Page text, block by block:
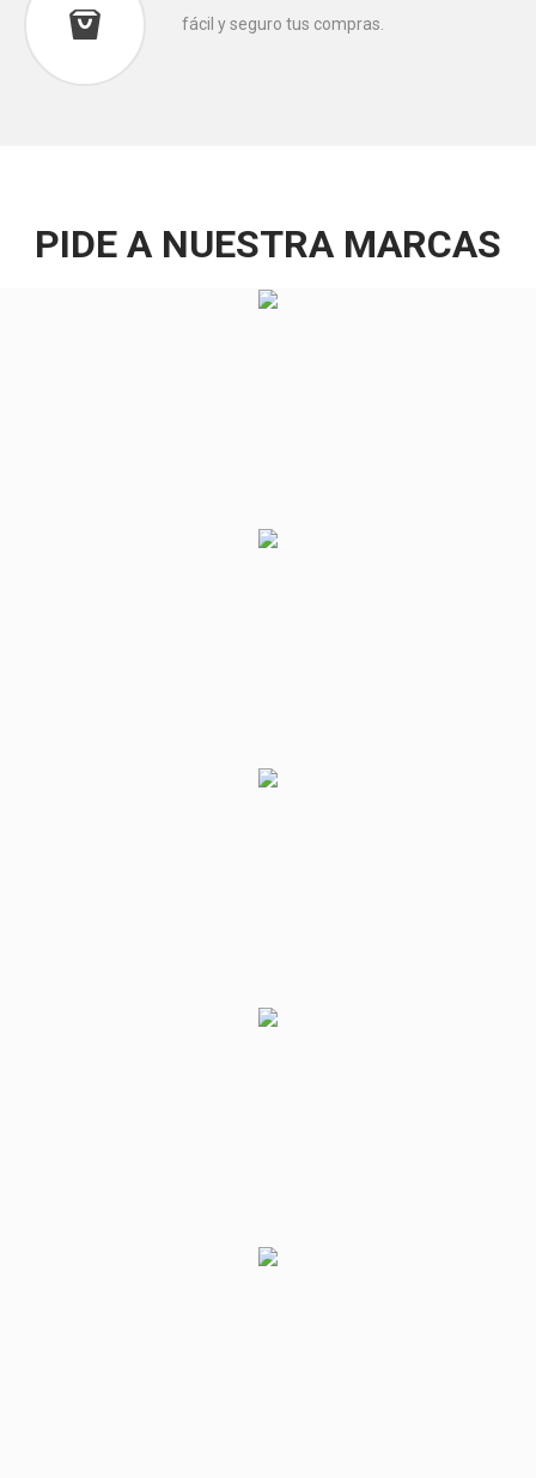
fácil y seguro tus compras.
PIDE ANUESTRA MARCAS